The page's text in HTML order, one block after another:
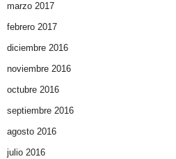
marzo 2017
febrero 2017
diciembre 2016
noviembre 2016
octubre 2016
septiembre 2016
agosto 2016
julio 2016